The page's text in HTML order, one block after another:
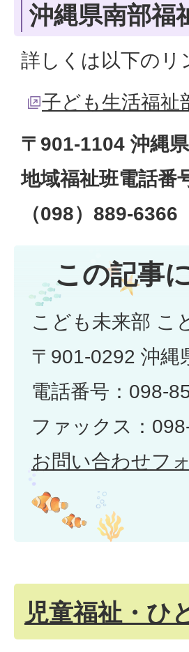
沖縄県南部福
詳しくは以下のリ
子ども生活福祉
〒901-1104 沖縄
地域福祉班電話番
（098）889-6366
この記事
こども未来部 こ
〒901-0292 沖縄
電話番号：098-
ファックス：
お問い合わせフ
児童福祉・ひ